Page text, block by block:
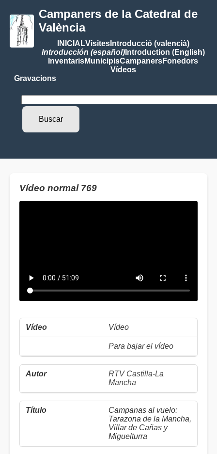
Campaners de la Catedral de
València
INICIALVisitesIntroducció (valencià)
Introducción (español)Introduction (English)
InventarisMunicipisCampanersFonedors
Vídeos
Gravacions
Vídeo normal 769
Vídeo
Para bajar el vídeo
RTV Castilla-La
Mancha
Campanas al vuelo:
Tarazona de la Mancha,
Villar de Cañas y
Miguelturra